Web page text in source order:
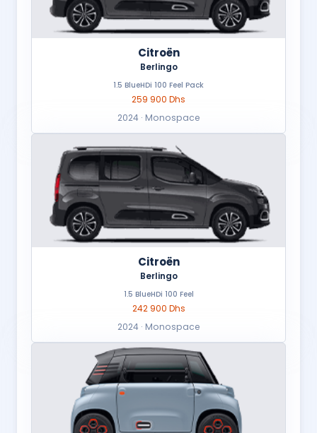
Citroën
Berlingo
1.5 BlueHDi 100 Feel Pack
259 900 Dhs
2024 · Monospace
Citroën
Berlingo
1.5 BlueHDi 100 Feel
242 900 Dhs
2024 · Monospace